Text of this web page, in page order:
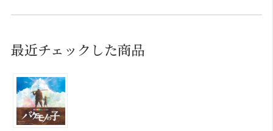
最近チェックした商品